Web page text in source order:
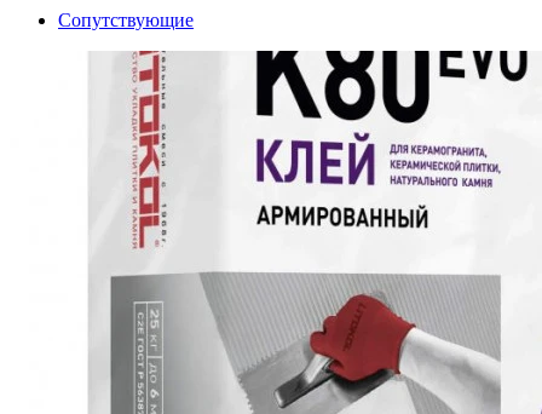
Сопутствующие